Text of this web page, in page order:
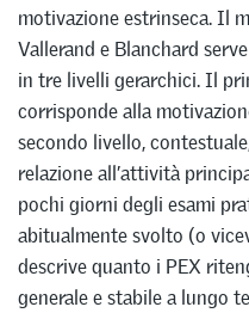
motivazione estrinseca. Il
Vallerand e Blanchard
in tre livelli gerarchici. Il
corrisponde alla
secondo livello,
relazione all’attività
pochi giorni degli esami
abitualmente svolto (o
descrive quanto i PEX
generale e stabile a lungo